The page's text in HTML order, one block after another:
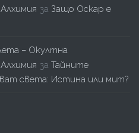
за Защо Оскар е
– Окултна
за Тайните
света: Истина или мит?